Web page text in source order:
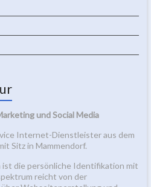
und Social Media
Internet-Dienstleister aus dem
Sitz in Mammendorf.
ist die persönliche Identifikation mit
reicht von der